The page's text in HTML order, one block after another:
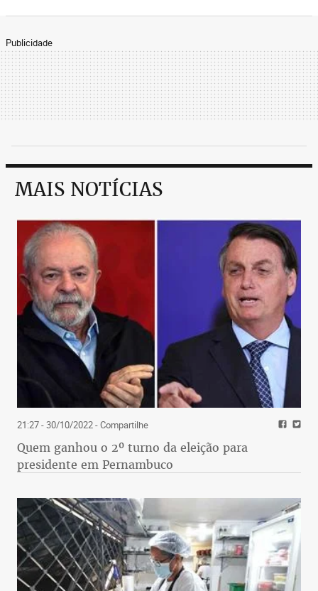
Publicidade
MAIS NOTÍCIAS
21:27 - 30/10/2022- Compartilhe
Quem ganhou o 2º turno da eleição para
presidente em Pernambuco